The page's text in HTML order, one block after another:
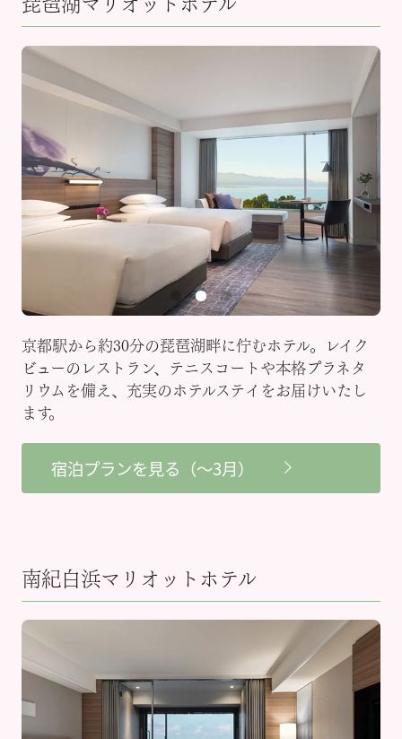
京都駅から約30分の琵琶湖畔に佇むホテル。レイク
ビューのレストラン、テニスコートや本格プラネタ
リウムを備え、充実のホテルステイをお届けいたし
ます。
宿泊プランを見る（～3月）
南紀白浜マリオットホテル